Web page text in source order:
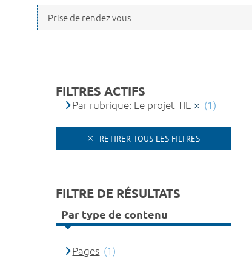
FILTRES ACTIFS
Par rubrique: Le projet TIE (1)
RETIRER TOUS LES FILTRES
FILTRE DE RÉSULTATS
Par type de contenu
Pages (1)